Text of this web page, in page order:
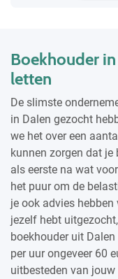
Boekhouder
letten
De slimste
in Dalen gezocht
we het over een
kunnen zorgen dat
als eerste na wat
het puur om de
je ook advies
jezelf hebt
boekhouder uit
per uur ongeveer 60
uitbesteden van